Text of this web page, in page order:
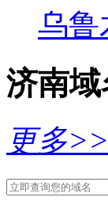
乌鲁
济南
更多>>